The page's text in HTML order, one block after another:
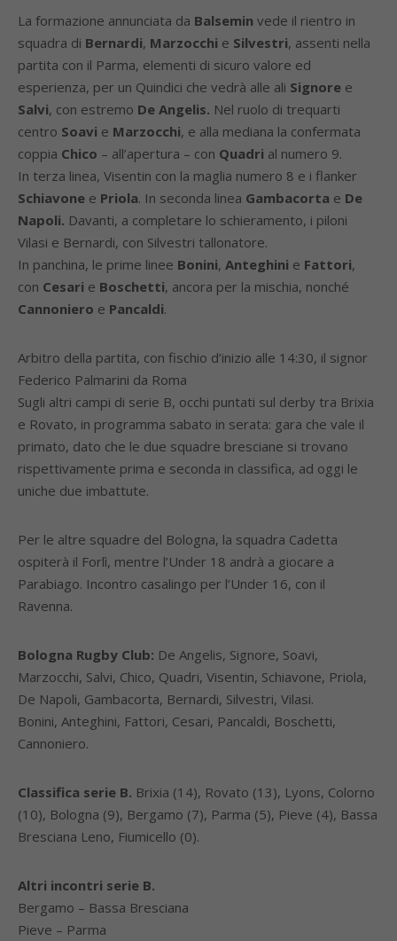
La formazione annunciata da Balsemin vede il rientro in
squadra di Bernardi, Marzocchi e Silvestri, assenti nella
partita con il Parma, elementi di sicuro valore ed
esperienza, per un Quindici che vedrà alle ali Signore e
Salvi, con estremo De Angelis. Nel ruolo di trequarti
centro Soavi e Marzocchi, e alla mediana la confermata
coppia Chico – all’apertura – con Quadri al numero 9.
In terza linea, Visentin con la maglia numero 8 e i flanker
Schiavone e Priola. In seconda linea Gambacorta e De
Napoli. Davanti, a completare lo schieramento, i piloni
Vilasi e Bernardi, con Silvestri tallonatore.
In panchina, le prime linee Bonini, Anteghini e Fattori,
con Cesari e Boschetti, ancora per la mischia, nonché
Cannoniero e Pancaldi.
Arbitro della partita, con fischio d’inizio alle 14:30, il signor
Federico Palmarini da Roma
Sugli altri campi di serie B, occhi puntati sul derby tra Brixia
e Rovato, in programma sabato in serata: gara che vale il
primato, dato che le due squadre bresciane si trovano
rispettivamente prima e seconda in classifica, ad oggi le
uniche due imbattute.
Per le altre squadre del Bologna, la squadra Cadetta
ospiterà il Forlì, mentre l’Under 18 andrà a giocare a
Parabiago. Incontro casalingo per l’Under 16, con il
Ravenna.
Bologna Rugby Club: De Angelis, Signore, Soavi,
Marzocchi, Salvi, Chico, Quadri, Visentin, Schiavone, Priola,
De Napoli, Gambacorta, Bernardi, Silvestri, Vilasi.
Bonini, Anteghini, Fattori, Cesari, Pancaldi, Boschetti,
Cannoniero.
Classifica serie B. Brixia (14), Rovato (13), Lyons, Colorno
(10), Bologna (9), Bergamo (7), Parma (5), Pieve (4), Bassa
Bresciana Leno, Fiumicello (0).
Altri incontri serie B.
Bergamo – Bassa Bresciana
Pieve – Parma